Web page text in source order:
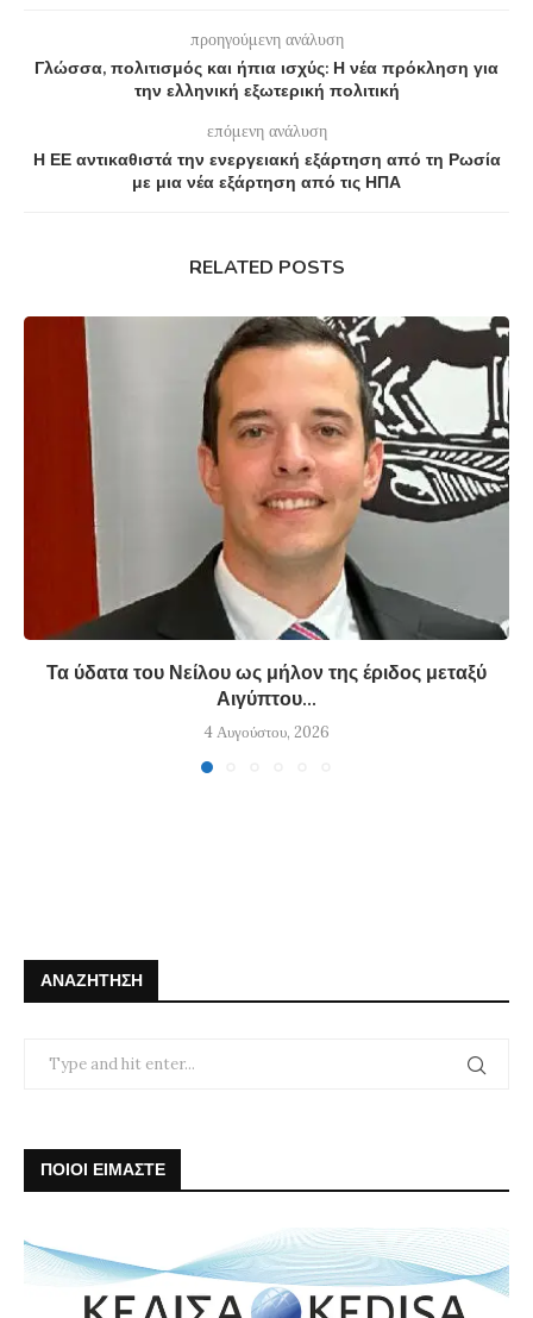
προηγούμενη ανάλυση
Γλώσσα, πολιτισμός και ήπια ισχύς: Η νέα πρόκληση για
την ελληνική εξωτερική πολιτική
επόμενη ανάλυση
Η ΕΕ αντικαθιστά την ενεργειακή εξάρτηση από τη Ρωσία
με μια νέα εξάρτηση από τις ΗΠΑ
RELATED POSTS
Τα ύδατα του Νείλου ως μήλον της έριδος μεταξύ
Αιγύπτου...
4 Αυγούστου, 2026
ΑΝΑΖΉΤΗΣΗ
ΠΟΙΟΙ ΕΙΜΑΣΤΕ